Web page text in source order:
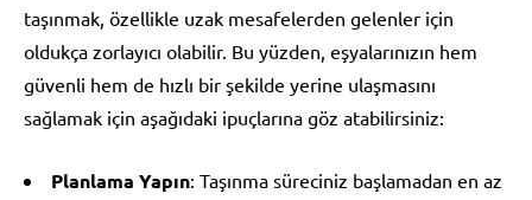
taşınmak, özellikle uzak mesafelerden gelenler için
oldukça zorlayıcı olabilir. Bu yüzden, eşyalarınızın hem
güvenli hem de hızlı bir şekilde yerine ulaşmasını
sağlamak için aşağıdaki ipuçlarına göz atabilirsiniz:
Planlama Yapın: Taşınma süreciniz başlamadan en az